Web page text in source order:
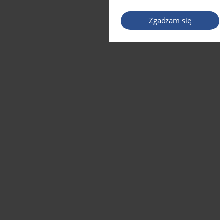
Zgadzam się